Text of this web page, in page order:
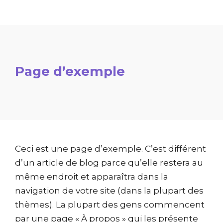
Page d’exemple
Ceci est une page d’exemple. C’est différent
d’un article de blog parce qu’elle restera au
même endroit et apparaîtra dans la
navigation de votre site (dans la plupart des
thèmes). La plupart des gens commencent
par une page « À propos » qui les présente